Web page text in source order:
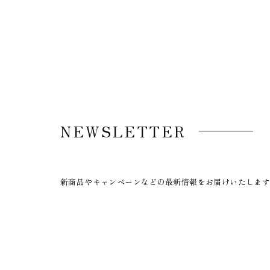
NEWSLETTER
新商品やキャンペーンなどの最新情報をお届けいたしま